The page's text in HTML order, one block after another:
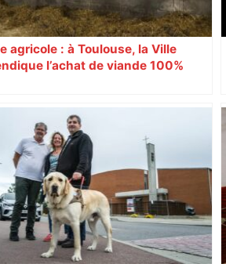
agricole : à Toulouse, la Ville
l’achat de viande 100%